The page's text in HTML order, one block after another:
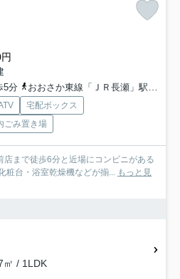
5分
おおさか東線「ＪＲ長瀬」駅 徒歩9分
宅配ボックス
ごみ置き場
店まで徒歩6分と近場にコンビニがある
粧台・浴室乾燥機などが揃... もっと見
㎡ / 1LDK